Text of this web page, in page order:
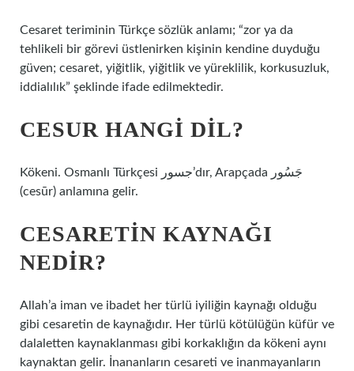
Cesaret teriminin Türkçe sözlük anlamı; “zor ya da
tehlikeli bir görevi üstlenirken kişinin kendine duyduğu
güven; cesaret, yiğitlik, yiğitlik ve yüreklilik, korkusuzluk,
iddialılık” şeklinde ifade edilmektedir.
CESUR HANGI DIL?
Kökeni. Osmanlı Türkçesi جسور’dır, Arapçada جَسُور
(cesūr) anlamına gelir.
CESARETIN KAYNAĞI
NEDIR?
Allah’a iman ve ibadet her türlü iyiliğin kaynağı olduğu
gibi cesaretin de kaynağıdır. Her türlü kötülüğün küfür ve
dalaletten kaynaklanması gibi korkaklığın da kökeni aynı
kaynaktan gelir. İnananların cesareti ve inanmayanların